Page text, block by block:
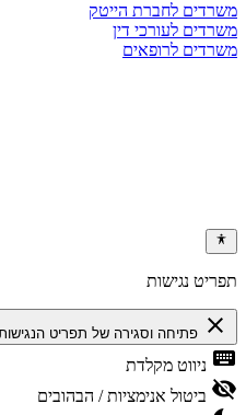
משרדים לחברת הייטק
משרדים לעורכי דין
משרדים לרופאים
תפריט נגישות
close פתיחה וסגירה של תפריט
keyboard ניווט מקלדת
visibility_off ביטול אנימציות / הבהובים